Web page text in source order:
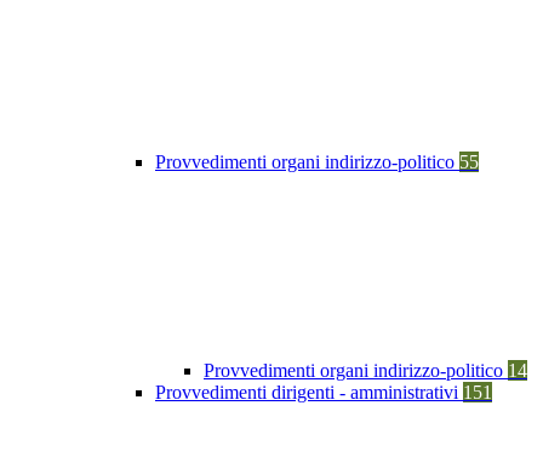
Provvedimenti organi indirizzo-politico 55
Provvedimenti organi indirizzo-politico 14
Provvedimenti dirigenti - amministrativi 151